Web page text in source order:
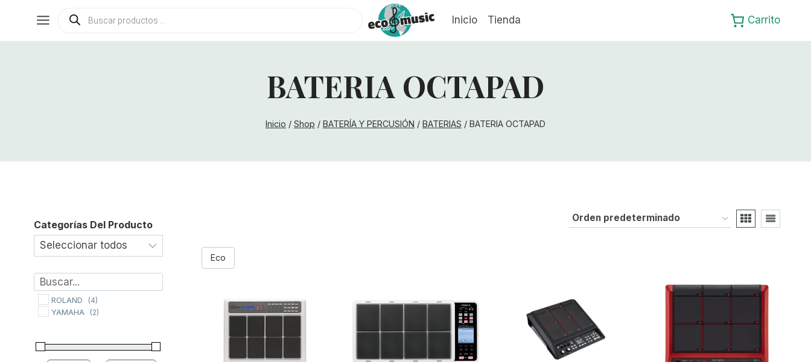
contenido
Búsqueda
Inicio Tienda Carrito
BATERIA OCTAPAD
Inicio / Shop / BATERÍA Y PERCUSIÓN / BATERIAS / BATERIA OCTAPAD
Eco
Categorías Del Producto
ROLAND (4)
YAMAHA (2)